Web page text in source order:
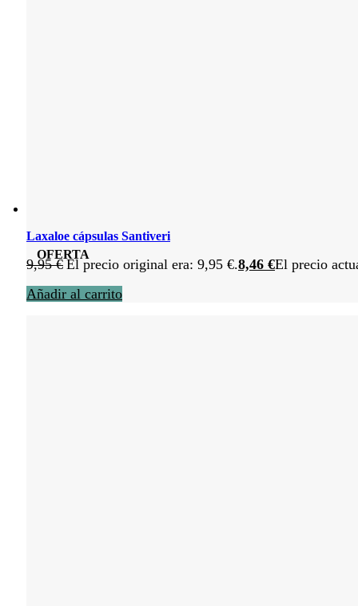
OFERTA
Laxaloe cápsulas Santiveri
9,95€ El precio original era: 9,95 €.8,46 €El precio
Añadir al carrito